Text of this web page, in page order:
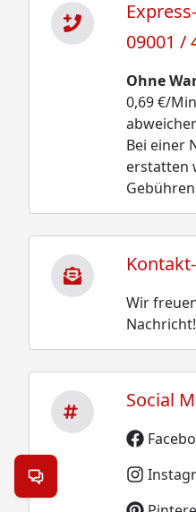
09001 /
Ohne
0,69 €/
Bei einer
erstatten
Wir
Nachricht!
Social
Kontakt öffnen